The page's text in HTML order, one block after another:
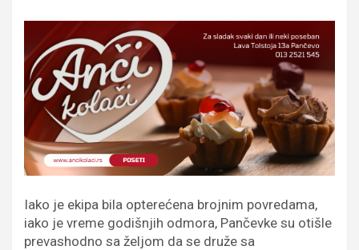
Iako je ekipa bila opterećena brojnim povredama,
iako je vreme godišnjih odmora, Pančevke su otišle
prevashodno sa željom da se druže sa